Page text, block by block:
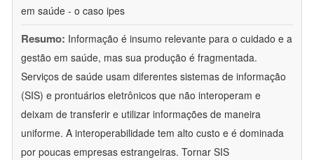
em saúde - o caso ipes
Resumo: Informação é insumo relevante para o cuidado e a
gestão em saúde, mas sua produção é fragmentada.
Serviços de saúde usam diferentes sistemas de informação
(SIS) e prontuários eletrônicos que não interoperam e
deixam de transferir e utilizar informações de maneira
uniforme. A interoperabilidade tem alto custo e é dominada
por poucas empresas estrangeiras. Tornar SIS